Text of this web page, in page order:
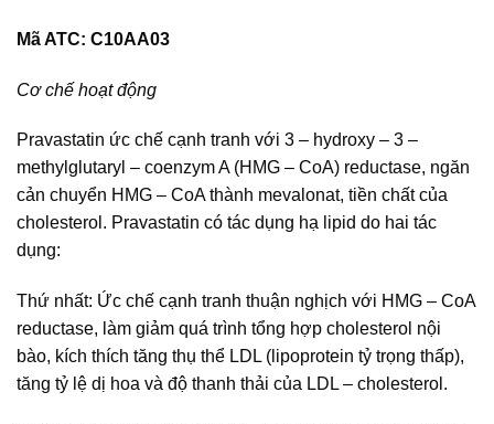
Mã ATC: C10AA03
Cơ chế hoạt động
Pravastatin ức chế cạnh tranh với 3 – hydroxy – 3 –
methylglutaryl – coenzym A (HMG – CoA) reductase, ngăn
cản chuyển HMG – CoA thành mevalonat, tiền chất của
cholesterol. Pravastatin có tác dụng hạ lipid do hai tác
dụng:
Thứ nhất: Ức chế cạnh tranh thuận nghịch với HMG – CoA
reductase, làm giảm quá trình tổng hợp cholesterol nội
bào, kích thích tăng thụ thể LDL (lipoprotein tỷ trọng thấp),
tăng tỷ lệ dị hoa và độ thanh thải của LDL – cholesterol.